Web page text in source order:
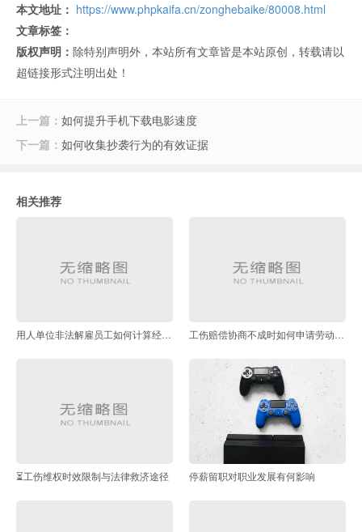
本文地址： https://www.phpkaifa.cn/zonghebaike/80008.html
文章标签：
版权声明： 除特别声明外，本站所有文章皆是本站原创，转载请以
超链接形式注明出处！
上一篇： 如何提升手机下载电影速度
下一篇： 如何收集抄袭行为的有效证据
相关推荐
用人单位非法解雇员工如何计算经济补偿金 工伤赔偿协商不成时如何申请劳动仲裁
⏳工伤维权时效限制与法律救济途径 停薪留职对职业发展有何影响